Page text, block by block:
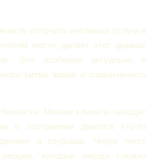
получать интимные услуги в
месте делает этот формат
Это особенно актуально в
ритма жизни и ограниченного
Многие клиенты находят
и построении диалога что-то
и глубокое. Через текст
которые иногда сложно